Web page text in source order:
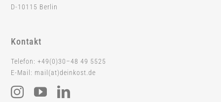
D-10115 Berlin
Kontakt
Telefon: +49(0)30–48 49 5525
E-Mail: mail(at)deinkost.de